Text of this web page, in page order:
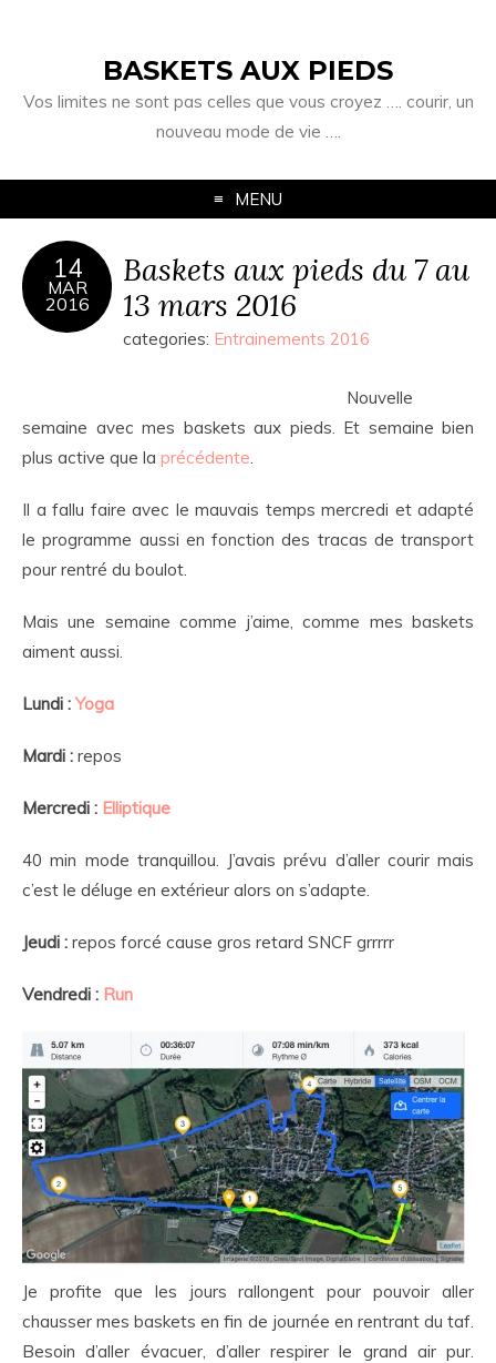
BASKETS AUX PIEDS
Vos limites ne sont pas celles que vous croyez …. courir, un
nouveau mode de vie ….
MENU
14
MAR
2016
Baskets aux pieds du 7 au
13 mars 2016
categories: Entrainements 2016
Nouvelle
semaine avec mes baskets aux pieds. Et semaine bien
plus active que la précédente.
Il a fallu faire avec le mauvais temps mercredi et adapté
le programme aussi en fonction des tracas de transport
pour rentré du boulot.
Mais une semaine comme j’aime, comme mes baskets
aiment aussi.
Lundi :Yoga
Mardi : repos
Mercredi : Elliptique
40 min mode tranquillou. J’avais prévu d’aller courir mais
c’est le déluge en extérieur alors on s’adapte.
Jeudi : repos forcé cause gros retard SNCF grrrrr
Vendredi : Run
Je profite que les jours rallongent pour pouvoir aller
chausser mes baskets en fin de journée en rentrant du taf.
Besoin d’aller évacuer, d’aller respirer le grand air pur.